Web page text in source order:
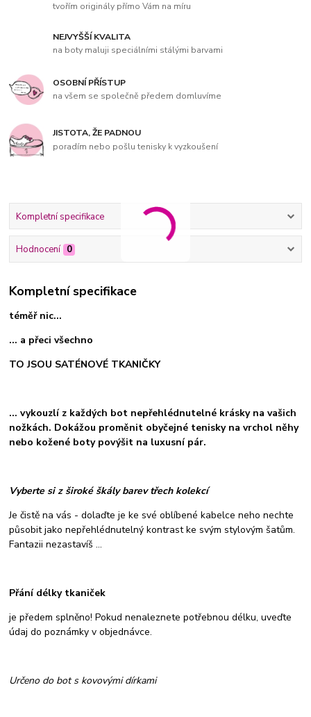
tvořím originály přímo Vám na míru
NEJVYŠŠÍ KVALITA
na boty maluji speciálními stálými barvami
OSOBNÍ PŘÍSTUP
na všem se společně předem domluvíme
JISTOTA, ŽE PADNOU
poradím nebo pošlu tenisky k vyzkoušení
Kompletní specifikace
Hodnocení 0
Kompletní specifikace
téměř nic...
... a přeci všechno
TO JSOU SATÉNOVÉ TKANIČKY
... vykouzlí z každých bot nepřehlédnutelné krásky na vašich
nožkách. Dokážou proměnit obyčejné tenisky na vrchol něhy
nebo kožené boty povýšit na luxusní pár.
Vyberte si z široké škály barev třech kolekcí
Je čistě na vás - dolaďte je ke své oblíbené kabelce neho nechte
působit jako nepřehlédnutelný kontrast ke svým stylovým šatům.
Fantazii nezastavíš ...
Přání délky tkaniček
je předem splněno! Pokud nenaleznete potřebnou délku, uveďte
údaj do poznámky v objednávce.
Určeno do bot s kovovými dírkami